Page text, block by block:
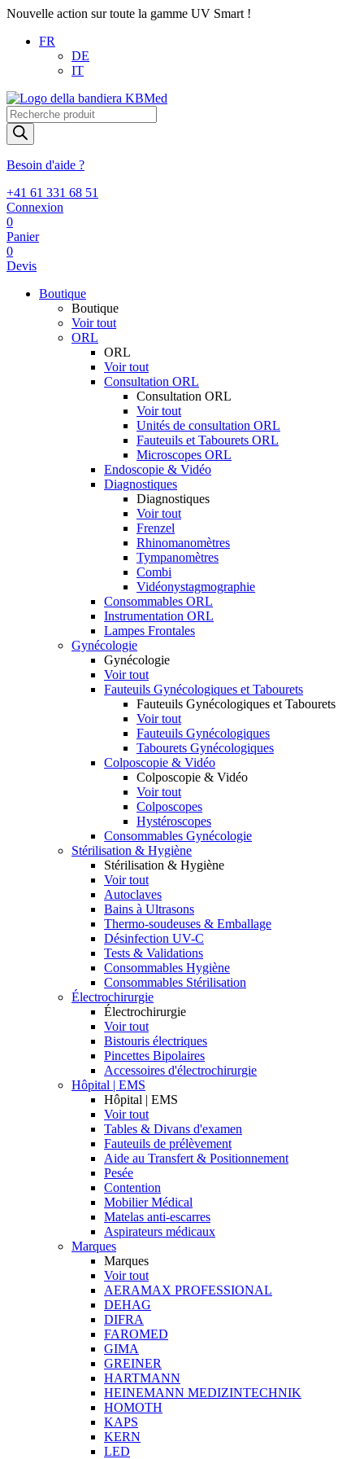
Nouvelle action sur toute la gamme UV Smart !
FR
DE
IT
Recherche
de
produits
Besoin d'aide ?
+41 61 331 68 51
Connexion
0
Panier
0
Devis
Boutique
Boutique
Voir tout
ORL
ORL
Voir tout
Consultation ORL
Consultation ORL
Voir tout
Unités de consultation ORL
Fauteuils et Tabourets ORL
Microscopes ORL
Endoscopie & Vidéo
Diagnostiques
Diagnostiques
Voir tout
Frenzel
Rhinomanomètres
Tympanomètres
Combi
Vidéonystagmographie
Consommables ORL
Instrumentation ORL
Lampes Frontales
Gynécologie
Gynécologie
Voir tout
Fauteuils Gynécologiques et Tabourets
Fauteuils Gynécologiques et Tabourets
Voir tout
Fauteuils Gynécologiques
Tabourets Gynécologiques
Colposcopie & Vidéo
Colposcopie & Vidéo
Voir tout
Colposcopes
Hystéroscopes
Consommables Gynécologie
Stérilisation & Hygiène
Stérilisation & Hygiène
Voir tout
Autoclaves
Bains à Ultrasons
Thermo-soudeuses & Emballage
Désinfection UV-C
Tests & Validations
Consommables Hygiène
Consommables Stérilisation
Électrochirurgie
Électrochirurgie
Voir tout
Bistouris électriques
Pincettes Bipolaires
Accessoires d'électrochirurgie
Hôpital | EMS
Hôpital | EMS
Voir tout
Tables & Divans d'examen
Fauteuils de prélèvement
Aide au Transfert & Positionnement
Pesée
Contention
Mobilier Médical
Matelas anti-escarres
Aspirateurs médicaux
Marques
Marques
Voir tout
AERAMAX PROFESSIONAL
DEHAG
DIFRA
FAROMED
GIMA
GREINER
HARTMANN
HEINEMANN MEDIZINTECHNIK
HOMOTH
KAPS
KERN
LED